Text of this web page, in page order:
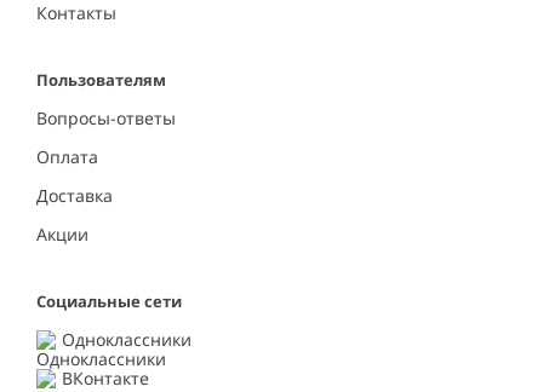
Контакты
Пользователям
Вопросы-ответы
Оплата
Доставка
Акции
Социальные сети
Одноклассники
ВКонтакте